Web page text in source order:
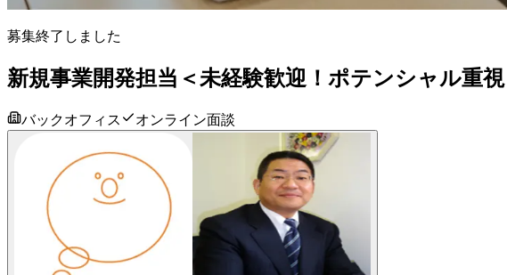
募集終了しました
新規事業開発担当＜未経験歓迎！ポテンシャル
バックオフィス オンライン面談